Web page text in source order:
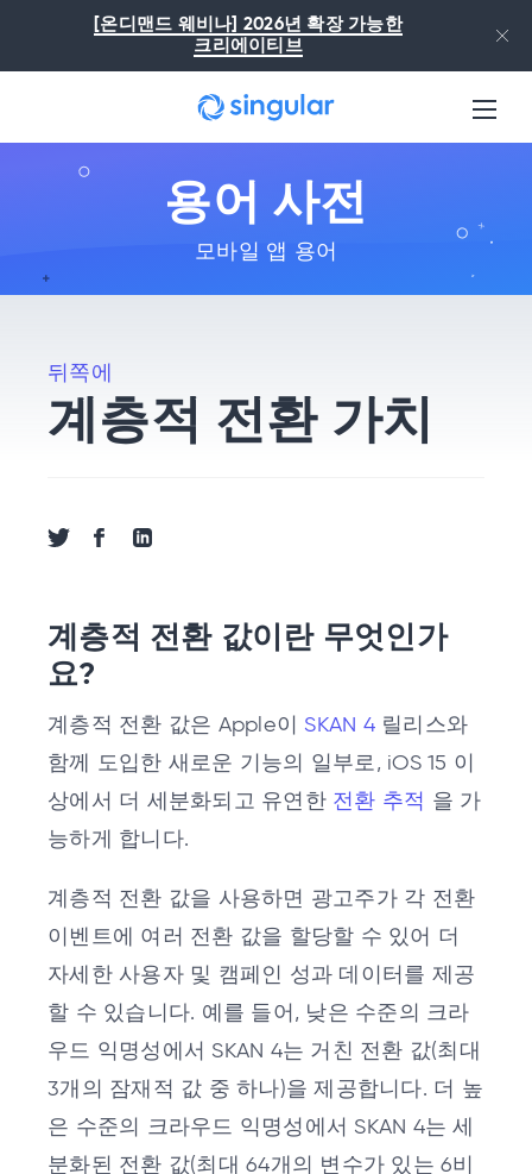
본문으로 건너뛰기[온디맨드 웨비나] 2026년 확장 가능한
크리에이티브
용어 사전
모바일 앱 용어
뒤쪽에
계층적 전환 가치
계층적 전환 값이란 무엇인가
요?
계층적 전환 값은 Apple이 SKAN 4릴리스와
함께 도입한 새로운 기능의 일부로, iOS 15 이
상에서 더 세분화되고 유연한 전환 추적 을 가
능하게 합니다.
계층적 전환 값을 사용하면 광고주가 각 전환
이벤트에 여러 전환 값을 할당할 수 있어 더
자세한 사용자 및 캠페인 성과 데이터를 제공
할 수 있습니다. 예를 들어, 낮은 수준의 크라
우드 익명성에서 SKAN 4는 거친 전환 값(최대
3개의 잠재적 값 중 하나)을 제공합니다. 더 높
은 수준의 크라우드 익명성에서 SKAN 4는 세
분화된 전환 값(최대 64개의 변수가 있는 6비